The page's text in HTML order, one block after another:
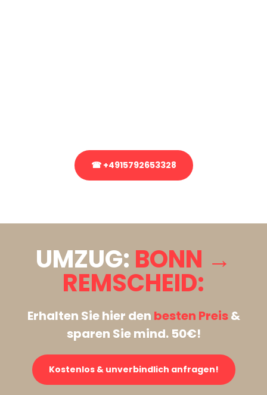
☎ +4915792653328
UMZUG: BONN →
REMSCHEID:
Erhalten Sie hier den besten Preis&
sparen Sie mind. 50€!
Kostenlos & unverbindlich anfragen!